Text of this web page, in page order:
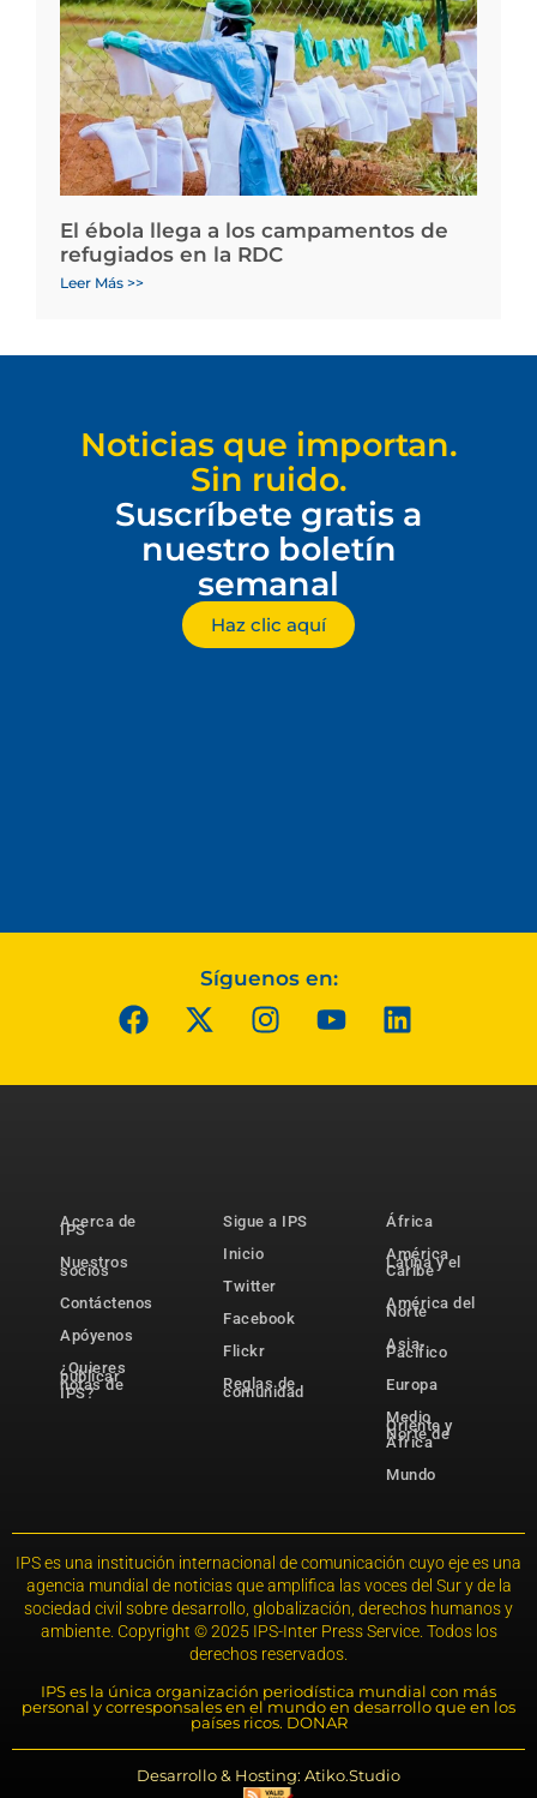
El ébola llega a los campamentos de
refugiados en la RDC
Leer Más >>
Noticias que importan.
Sin ruido.
Suscríbete gratis a
nuestro boletín
semanal
Haz clic aquí
Síguenos en:
Acerca de
IPS
Nuestros
socios
Contáctenos
Apóyenos
¿Quieres
publicar
notas de
IPS?
Sigue a IPS
Inicio
Twitter
Facebook
Flickr
Reglas de
comunidad
África
América
Latina y el
Caribe
América del
Norte
Asia-
Pacífico
Europa
Medio
Oriente y
Norte de
África
Mundo
IPS es una institución internacional de comunicación cuyo eje es una
agencia mundial de noticias que amplifica las voces del Sur y de la
sociedad civil sobre desarrollo, globalización, derechos humanos y
ambiente. Copyright © 2025 IPS-Inter Press Service. Todos los
derechos reservados.
IPS es la única organización periodística mundial con más
personal y corresponsales en el mundo en desarrollo que en los
países ricos. DONAR
Desarrollo & Hosting: Atiko.Studio